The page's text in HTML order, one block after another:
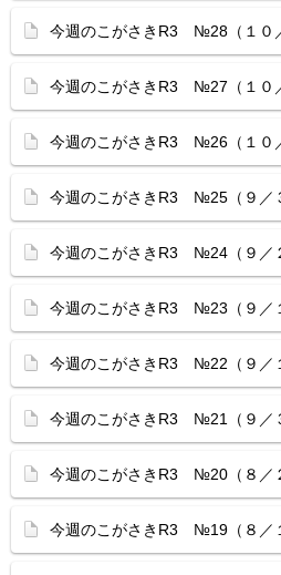
今週のこがさきR3 №28（１０
今週のこがさきR3 №27（１０
今週のこがさきR3 №26（１０
今週のこがさきR3 №25（９／
今週のこがさきR3 №24（９／
今週のこがさきR3 №23（９／
今週のこがさきR3 №22（９／
今週のこがさきR3 №21（９／
今週のこがさきR3 №20（８／
今週のこがさきR3 №19（８／